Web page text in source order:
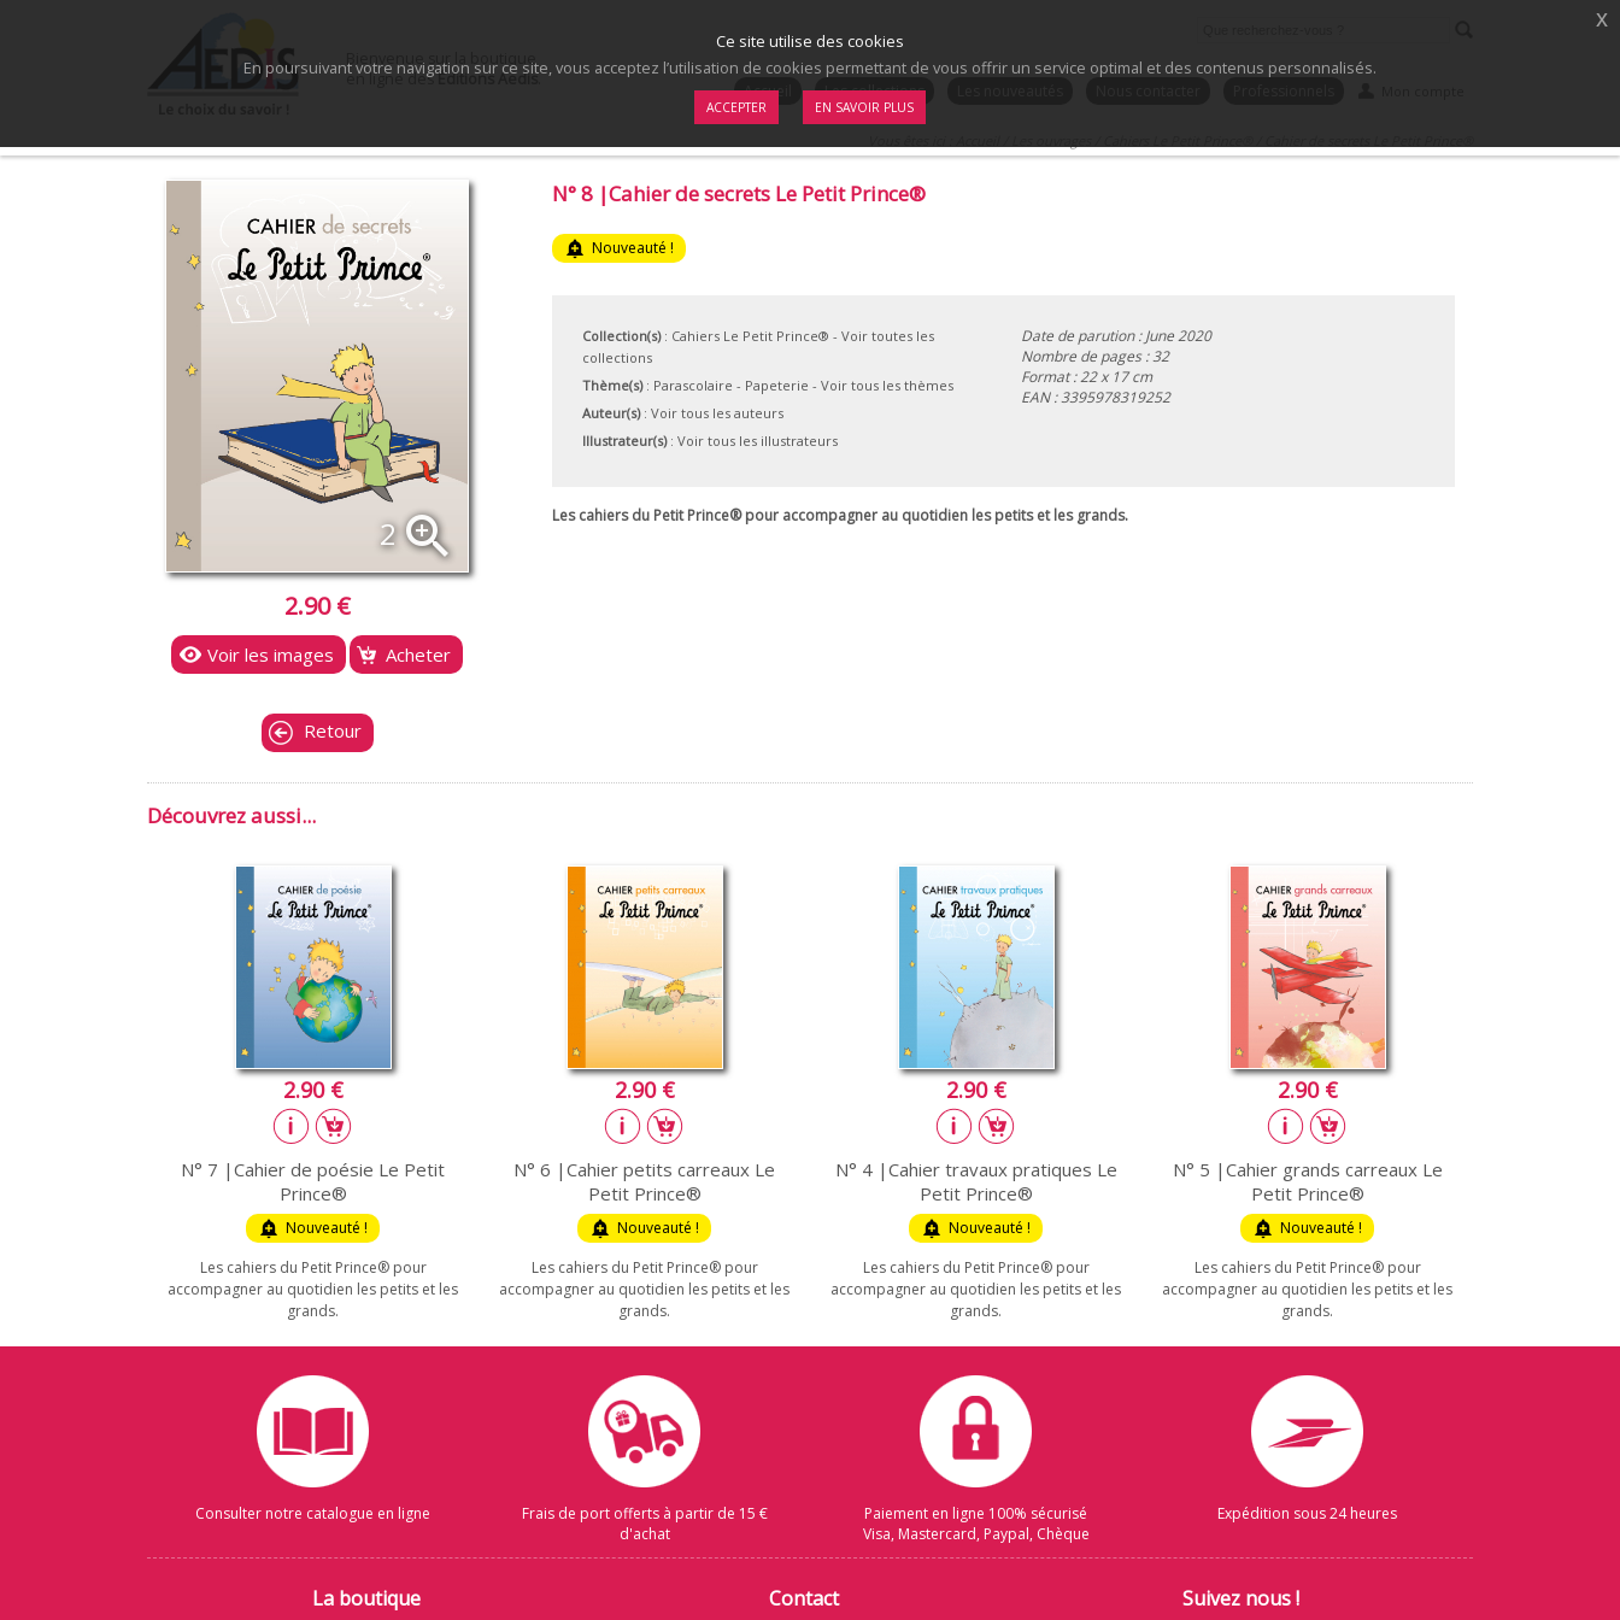
Bienvenue sur la boutique
en ligne desÉditions Aedis.
Accueil Les collections
2zoom_in
2.90 €
Voir les images Acheter
Retour
N° 8 |Cahier de secrets Le Petit Prince®
add_alert Nouveauté !
Collection(s): Cahiers Le Petit Prince® - Voir toutes les
collections
Thème(s): Parascolaire - Papeterie - Voir tous les thèmes
Auteur(s): Voir tous les auteurs
Illustrateur(s): Voir tous les illustrateurs
Date de parution : June 2020
Nombre de pages : 32
Format : 22 x 17 cm
EAN :3395978319252
Les cahiers du Petit Prince® pour accompagner au quotidien les petits et les grands.
Découvrez aussi...
2.90 €
N° 7 |Cahier de poésie Le Petit
Prince®
add_alert Nouveauté !
Les cahiers du Petit Prince® pour
accompagner au quotidien les petits et les
grands.
2.90 €
N° 6 |Cahier petits carreaux Le
Petit Prince®
add_alert Nouveauté !
Les cahiers du Petit Prince® pour
accompagner au quotidien les petits et les
grands.
2.90 €
N° 4 |Cahier travaux pratiques Le
Petit Prince®
add_alert Nouveauté !
Les cahiers du Petit Prince® pour
accompagner au quotidien les petits et les
grands.
2.90 €
N° 5 |Cahier grands carreaux Le
Petit Prince®
add_alert Nouveauté !
Les cahiers du Petit Prince® pour
accompagner au quotidien les petits et les
grands.
Consulter notre catalogue en ligne
Frais de port offerts à partir de 15 €
d'achat
Paiement en ligne 100% sécurisé
Visa, Mastercard, Paypal, Chèque
Expédition sous 24 heures
La boutique Contact Suivez nous !
Ce site utilise des cookies
En poursuivant votre navigation sur ce site, vous acceptez l’utilisation de cookies permettant de vous offrir un service optimal et des contenus personnalisés.
ACCEPTER EN SAVOIR PLUS
x